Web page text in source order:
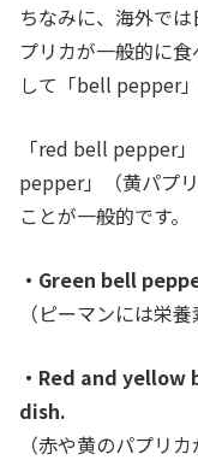
ちなみに、海外で
プリカが一般的に
して「bell pepper
「red bell pepper
pepper」（黄パプ
ことが一般的です。
・Green bell
（ピーマンには栄
・Red and
dish.
（赤や黄のパプリ